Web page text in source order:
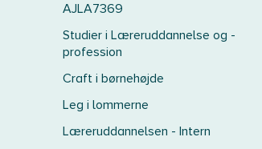
AJLA7369
Studier i Læreruddannelse og -
profession
Craft i børnehøjde
Leg i lommerne
Læreruddannelsen - Intern